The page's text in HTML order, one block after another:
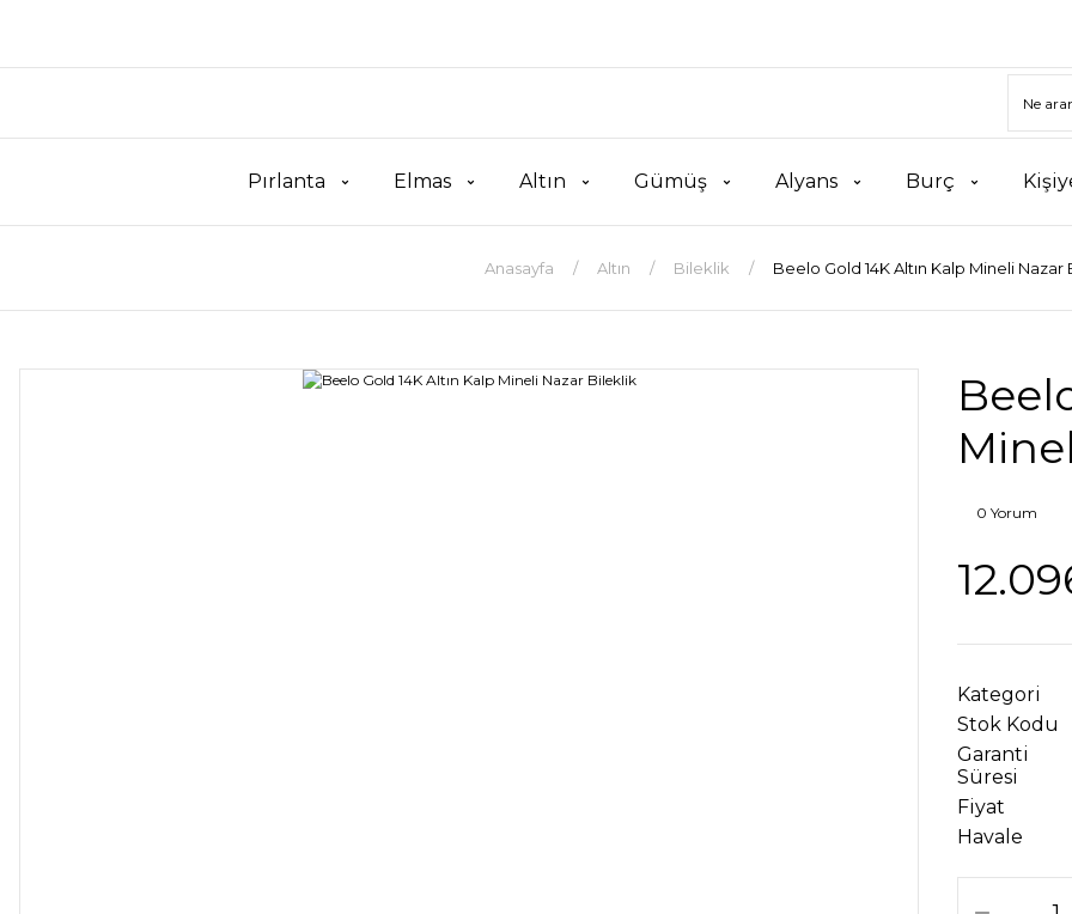
Pırlanta Elmas Altın Gümüş Alyans Burç
Anasayfa Altın Bileklik Beelo Gold 14K Altın Kalp Mineli Nazar
0 Yorum
Kategori
Stok Kodu
Garanti
Süresi
Fiyat
Havale